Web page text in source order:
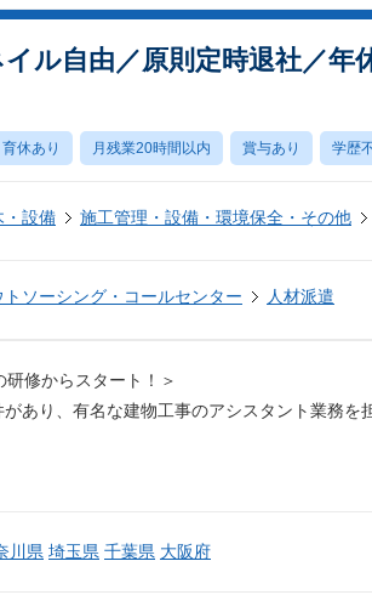
ル自由／原則定時退社／年
休あり 月残業20時間以内 賞与あり 学歴
・設備 施工管理・設備・環境保全・その他
トソーシング・コールセンター 人材派遣
研修からスタート！＞
があり、有名な建物工事のアシスタント業務を
川県 埼玉県 千葉県 大阪府